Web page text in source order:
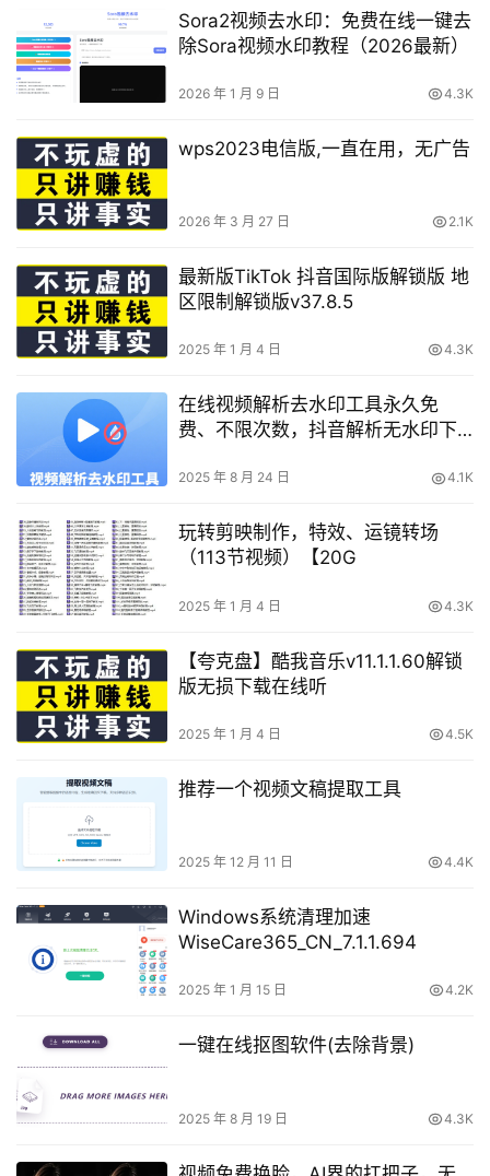
Sora2视频去水印：免费在线一键去
除Sora视频水印教程（2026最新）
2026 年 1 月 9 日 4.3K
wps2023电信版,一直在用，无广告
2026 年 3 月 27 日 2.1K
最新版TikTok 抖音国际版解锁版 地
区限制解锁版v37.8.5
2025 年 1 月 4 日 4.3K
在线视频解析去水印工具永久免
费、不限次数，抖音解析无水印下
解析无水印下载、微博解析无水印
2025 年 8 月 24 日 4.1K
玩转剪映制作，特效、运镜转场
（113节视频）【20G
2025 年 1 月 4 日 4.3K
【夸克盘】酷我音乐v11.1.1.60解锁
版无损下载在线听
2025 年 1 月 4 日 4.5K
推荐一个视频文稿提取工具
2025 年 12 月 11 日 4.4K
Windows系统清理加速
WiseCare365_CN_7.1.1.694
2025 年 1 月 15 日 4.2K
一键在线抠图软件(去除背景)
2025 年 8 月 19 日 4.3K